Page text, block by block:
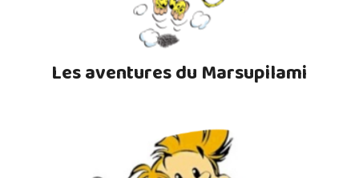
Les aventures du Marsupilami